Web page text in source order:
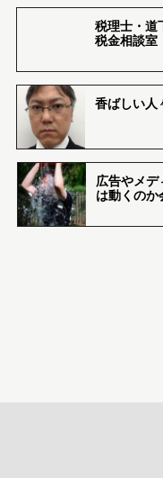
税理士・道
税金相談室
香ばしい
広告やメデ
は動くのか